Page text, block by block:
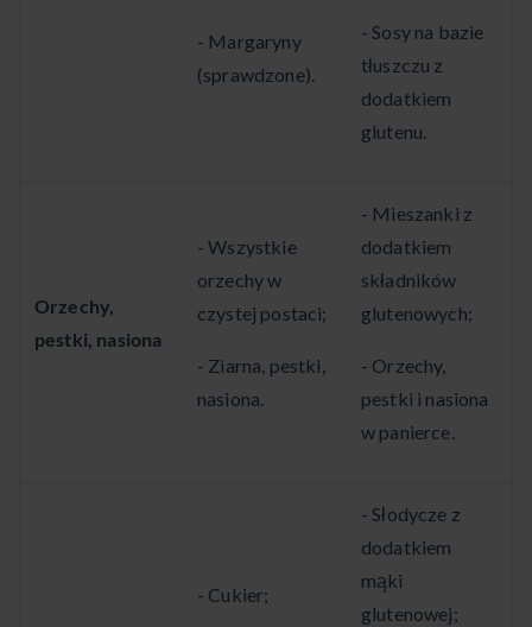
- Margaryny
(sprawdzone).
- Sosy na bazie
tłuszczu z
dodatkiem
glutenu.
Orzechy,
pestki, nasiona
- Wszystkie
orzechy w
czystej postaci;
- Ziarna, pestki,
nasiona.
- Mieszanki z
dodatkiem
składników
glutenowych;
- Orzechy,
pestki i nasiona
w panierce.
- Cukier;
- Słodycze z
dodatkiem
mąki
glutenowej;